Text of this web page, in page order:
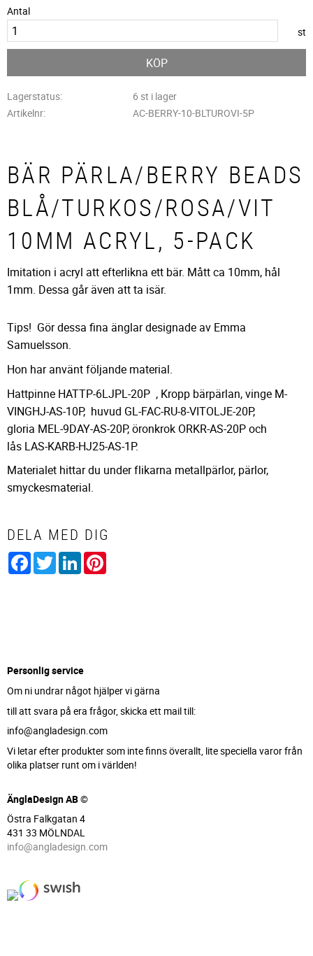
Antal
st
KÖP
Lagerstatus
6 st i lager
Artikelnr
AC-BERRY-10-BLTUROVI-5P
BÄR PÄRLA/BERRY BEADS
BLÅ/TURKOS/ROSA/VIT
10MM ACRYL, 5-PACK
Imitation i acryl att efterlikna ett bär. Mått ca 10mm, hål
1mm. Dessa går även att ta isär.
Tips! Gör dessa fina änglar designade av Emma
Samuelsson.
Hon har använt följande material.
Hattpinne HATTP-6LJPL-20P , Kropp bärpärlan, vinge M-
VINGHJ-AS-10P, huvud GL-FAC-RU-8-VITOLJE-20P,
gloria MEL-9DAY-AS-20P, öronkrok ORKR-AS-20P och
lås LAS-KARB-HJ25-AS-1P.
Materialet hittar du under flikarna metallpärlor, pärlor,
smyckesmaterial.
DELA MED DIG
Facebook
TwitterLinkedIn
Personlig service
Om ni undrar något hjälper vi gärna
till att svara på era frågor, skicka ett mail till:
info@angladesign.com
Vi letar efter produkter som inte finns överallt, lite speciella varor från
olika platser runt om i världen!
ÄnglaDesign AB ©
Östra Falkgatan 4
431 33 MÖLNDAL
info@angladesign.com